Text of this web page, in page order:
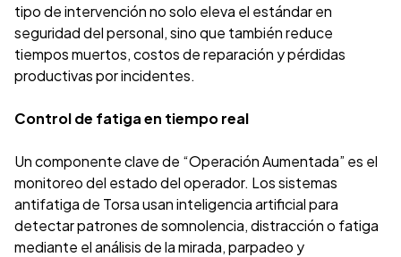
tipo de intervención no solo eleva el estándar en
seguridad del personal, sino que también reduce
tiempos muertos, costos de reparación y pérdidas
productivas por incidentes.
Control de fatiga en tiempo real
Un componente clave de “Operación Aumentada” es el
monitoreo del estado del operador. Los sistemas
antifatiga de Torsa usan inteligencia artificial para
detectar patrones de somnolencia, distracción o fatiga
mediante el análisis de la mirada, parpadeo y